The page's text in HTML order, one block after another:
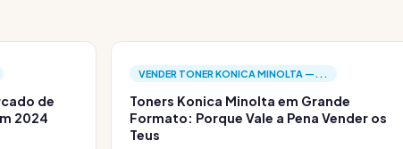
de
2024
VENDER TONER KONICA MINOLTA —...
Toners Konica Minolta em Grande
Formato: Porque Vale a Pena Vender os
Teus